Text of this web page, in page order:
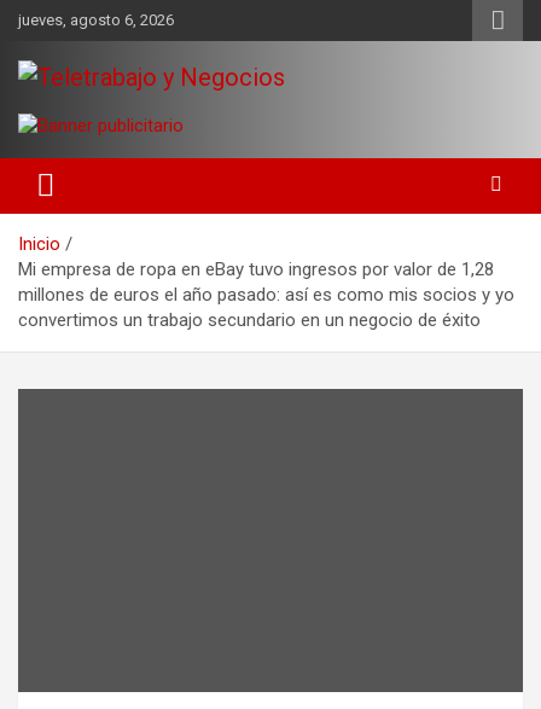
Saltar
contenido
jueves, agosto 6, 2026
Teletrabajo y Negocios
Inicio
Mi empresa de ropa en eBay tuvo ingresos por valor de 1,28
millones de euros el año pasado: así es como mis socios y yo
convertimos un trabajo secundario en un negocio de éxito